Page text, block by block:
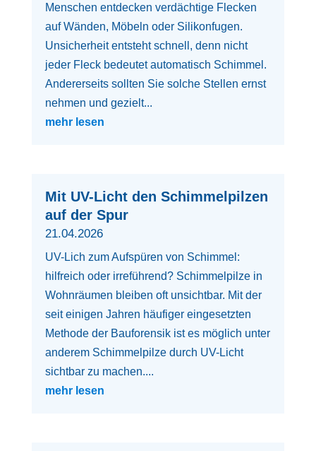
Menschen entdecken verdächtige Flecken
auf Wänden, Möbeln oder Silikonfugen.
Unsicherheit entsteht schnell, denn nicht
jeder Fleck bedeutet automatisch Schimmel.
Andererseits sollten Sie solche Stellen ernst
nehmen und gezielt...
mehr lesen
Mit UV-Licht den Schimmelpilzen
auf der Spur
21.04.2026
UV-Lich zum Aufspüren von Schimmel:
hilfreich oder irreführend? Schimmelpilze in
Wohnräumen bleiben oft unsichtbar. Mit der
seit einigen Jahren häufiger eingesetzten
Methode der Bauforensik ist es möglich unter
anderem Schimmelpilze durch UV-Licht
sichtbar zu machen....
mehr lesen